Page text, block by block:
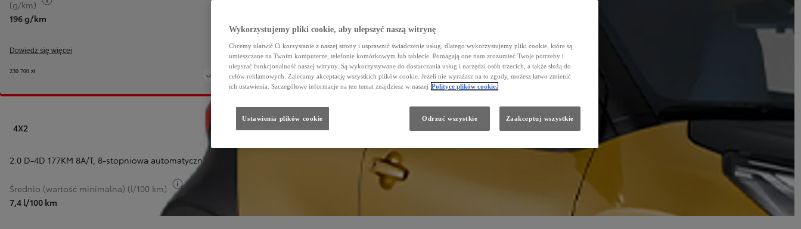
(g/km)
196 g/km
Dowiedz się więcej
230 700 zł
4X2
2.0 D-4D 177KM 8A/T, 8-stopniowa automatyczna
Średnio (wartość minimalna) (l/100 km)
Przełącz informacje o paliwie
7,4 l/100 km
Wykorzystujemy pliki cookie, aby ulepszyć naszą witrynę
Chcemy ułatwić Ci korzystanie z naszej strony i usprawnić świadczenie usług, dlatego wykorzystujemy pliki cookie, które są
umieszczane na Twoim komputerze, telefonie komórkowym lub tablecie. Pomagają one nam zrozumieć Twoje potrzeby i
ulepszać funkcjonalność naszej witryny. Są wykorzystywane do dostarczania usług i narzędzi osób trzecich, a także służą do
celów reklamowych. Zalecamy akceptację wszystkich plików cookie. Jeżeli nie wyrażasz na to zgody, możesz łatwo zmienić
ich ustawienia. Szczegółowe informacje na ten temat znajdziesz w naszej Polityce plików cookie.
Odrzuć wszystkie Zaakceptuj wszystkie
Ustawienia plików cookie